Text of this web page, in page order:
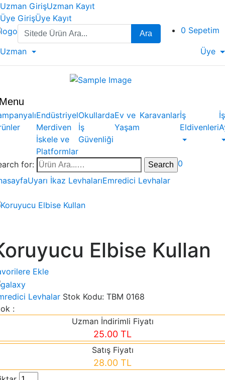
Uzman GirişUzman Kayıt
Üye GirişÜye Kayıt
Search
for:
Ara 0 Sepetim
Uzman Üye
Endüstriyel
Merdiven
İskele ve
Platformlar
Okullarda
İş
Güvenliği
Ev ve
Yaşam
Karavanlarİş
Eldivenleri
İş
for:
0
Uyarı İkaz LevhalarıEmredici Levhalar
Elbise Kullan
Ekle
Levhalar Stok Kodu: TBM 0168
:
Uzman İndirimli Fiyatı
25.00 TL
Satış Fiyatı
28.00 TL